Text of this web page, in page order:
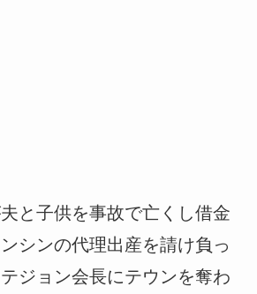
と子供を事故で亡くし借金
シンの代理出産を請け負っ
ジョン会長にテウンを奪わ